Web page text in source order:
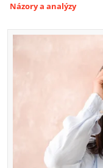
Názory a analýzy